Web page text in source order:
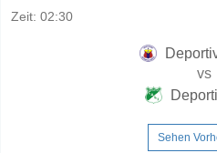
Zeit: 02:30
vs
Sehen